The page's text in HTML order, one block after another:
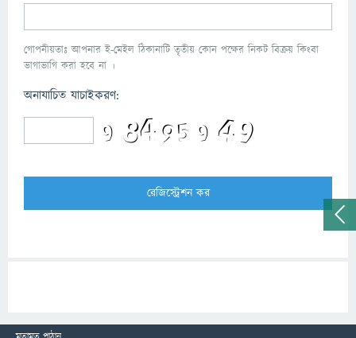
গোপনীয়তাঃ আপনার ই-মেইল ঠিকানাটি তৃতীয় কোন পক্ষের নিকট বিক্রয় কিংবা
ভাগাভাগি করা হবে না ।
অনাযাচিত যাচাইকরণ: